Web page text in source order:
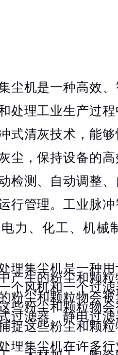
尘机是一种高效
处理工业生产过
式清灰技术，能
尘，保持设备的
检测、自动调整
行管理。工业脉
力、化工、机械
理集尘机是一种
产生的粉尘和颗
个风机和一个过
粉尘和颗粒物会
些粉尘和颗粒物
过滤器、静电过
捉这些粉尘和颗
理集尘机在许多